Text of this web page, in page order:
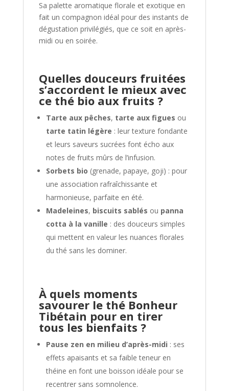
Sa palette aromatique florale et exotique en
fait un compagnon idéal pour des instants de
dégustation privilégiés, que ce soit en après-
midi ou en soirée.
Quelles douceurs fruitées
s’accordent le mieux avec
ce thé bio aux fruits ?
Tarte aux pêches, tarte aux figues ou
tarte tatin légère : leur texture fondante
et leurs saveurs sucrées font écho aux
notes de fruits mûrs de l’infusion.
Sorbets bio (grenade, papaye, goji) : pour
une association rafraîchissante et
harmonieuse, parfaite en été.
Madeleines, biscuits sablés ou panna
cotta à la vanille : des douceurs simples
qui mettent en valeur les nuances florales
du thé sans les dominer.
À quels moments
savourer le thé Bonheur
Tibétain pour en tirer
tous les bienfaits ?
Pause zen en milieu d’après-midi : ses
effets apaisants et sa faible teneur en
théine en font une boisson idéale pour se
recentrer sans somnolence.